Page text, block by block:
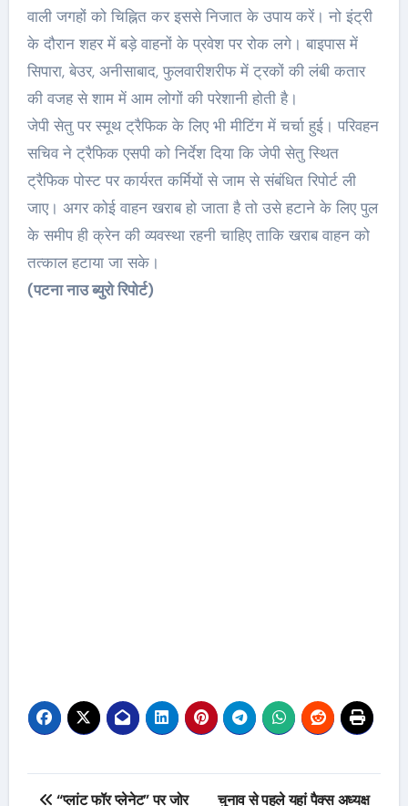
वाली जगहों को चिह्नित कर इससे निजात के उपाय करें। नो इंट्री
के दौरान शहर में बड़े वाहनों के प्रवेश पर रोक लगे। बाइपास में
सिपारा, बेउर, अनीसाबाद, फुलवारीशरीफ में ट्रकों की लंबी कतार
की वजह से शाम में आम लोगों की परेशानी होती है।
जेपी सेतु पर स्मूथ ट्रैफिक के लिए भी मीटिंग में चर्चा हुई। परिवहन
सचिव ने ट्रैफिक एसपी को निर्देश दिया कि जेपी सेतु स्थित
ट्रैफिक पोस्ट पर कार्यरत कर्मियों से जाम से संबंधित रिपोर्ट ली
जाए। अगर कोई वाहन खराब हो जाता है तो उसे हटाने के लिए पुल
के समीप ही क्रेन की व्यवस्था रहनी चाहिए ताकि खराब वाहन को
तत्काल हटाया जा सके।
(पटना नाउ ब्युरो रिपोर्ट)
Post
“प्लांट फॉर प्लेनेट” पर जोर चुनाव से पहले यहां पैक्स अध्यक्ष